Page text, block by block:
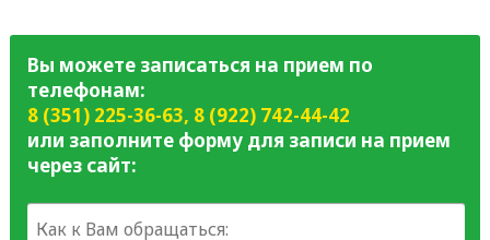
Вы можете записаться на прием по
телефонам:
8 (351) 225-36-63, 8 (922) 742-44-42
или заполните форму для записи на прием
через сайт: